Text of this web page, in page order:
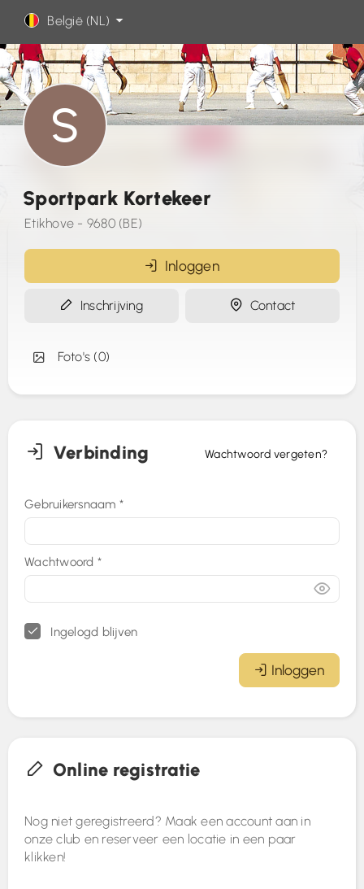
België (NL)
Sportpark Kortekeer
Etikhove - 9680 (BE)
Inloggen
Inschrijving Contact
Foto's (0)
Verbinding Wachtwoord vergeten?
Gebruikersnaam *
Wachtwoord *
Ingelogd blijven
Inloggen
Online registratie
Nog niet geregistreerd? Maak een account aan in
onze club en reserveer een locatie in een paar
klikken!